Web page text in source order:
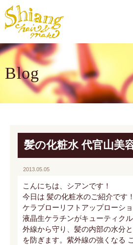
Blog
髪の化粧水 代官山美
2013.05.05
こんにちは、シアンです！
今日は 髪の化粧水のご紹介です！
ケラブローリフトアップローショ
液晶生ケラチンがキューティク
外線から守り、髪の内部の水分
を防ぎます。紫外線の強くなる